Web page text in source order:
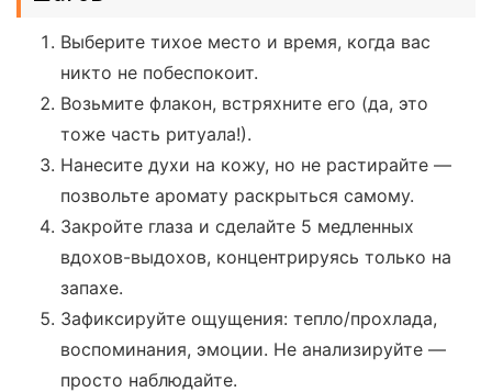
Выберите тихое место и время, когда вас
никто не побеспокоит.
Возьмите флакон, встряхните его (да, это
тоже часть ритуала!).
Нанесите духи на кожу, но не растирайте —
позвольте аромату раскрыться самому.
Закройте глаза и сделайте 5 медленных
вдохов-выдохов, концентрируясь только на
запахе.
Зафиксируйте ощущения: тепло/прохлада,
воспоминания, эмоции. Не анализируйте —
просто наблюдайте.